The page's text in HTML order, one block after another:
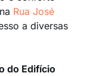
Rua José
a diversas
do Edifício